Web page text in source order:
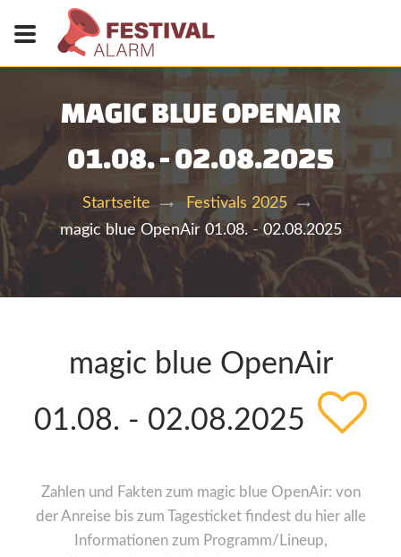
MAGIC BLUE OPENAIR
01.08. - 02.08.2025
Startseite
Festivals 2025
magic blue OpenAir 01.08. - 02.08.2025
magic blue OpenAir
01.08. - 02.08.2025
Zahlen und Fakten zum magic blue OpenAir: von
der Anreise bis zum Tagesticket findest du hier alle
Informationen zum Programm/Lineup,